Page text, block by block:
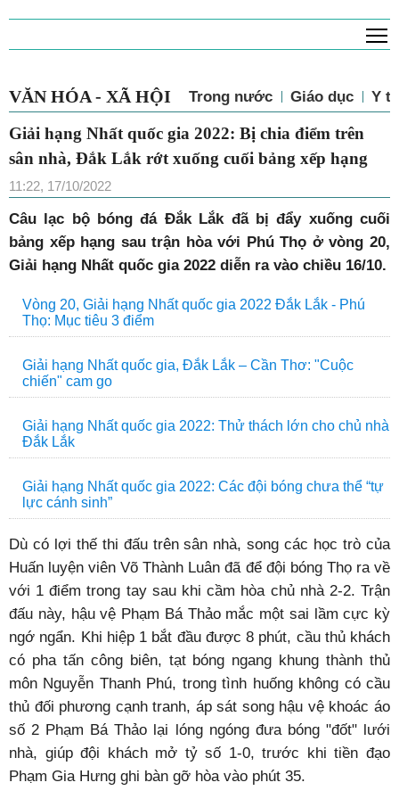
VĂN HÓA - XÃ HỘI Trong nước Giáo dục Y tế
Giải hạng Nhất quốc gia 2022: Bị chia điểm trên
sân nhà, Đắk Lắk rớt xuống cuối bảng xếp hạng
11:22, 17/10/2022
Câu lạc bộ bóng đá Đắk Lắk đã bị đẩy xuống cuối
bảng xếp hạng sau trận hòa với Phú Thọ ở vòng 20,
Giải hạng Nhất quốc gia 2022 diễn ra vào chiều 16/10.
Vòng 20, Giải hạng Nhất quốc gia 2022 Đắk Lắk - Phú
Thọ: Mục tiêu 3 điểm
Giải hạng Nhất quốc gia, Đắk Lắk – Cần Thơ: "Cuộc
chiến" cam go
Giải hạng Nhất quốc gia 2022: Thử thách lớn cho chủ nhà
Đắk Lắk
Giải hạng Nhất quốc gia 2022: Các đội bóng chưa thể “tự
lực cánh sinh”
Dù có lợi thế thi đấu trên sân nhà, song các học trò của
Huấn luyện viên Võ Thành Luân đã để đội bóng Thọ ra về
với 1 điểm trong tay sau khi cầm hòa chủ nhà 2-2. Trận
đấu này, hậu vệ Phạm Bá Thảo mắc một sai lầm cực kỳ
ngớ ngẩn. Khi hiệp 1 bắt đầu được 8 phút, cầu thủ khách
có pha tấn công biên, tạt bóng ngang khung thành thủ
môn Nguyễn Thanh Phú, trong tình huống không có cầu
thủ đối phương cạnh tranh, áp sát song hậu vệ khoác áo
số 2 Phạm Bá Thảo lại lóng ngóng đưa bóng "đốt" lưới
nhà, giúp đội khách mở tỷ số 1-0, trước khi tiền đạo
Phạm Gia Hưng ghi bàn gỡ hòa vào phút 35.